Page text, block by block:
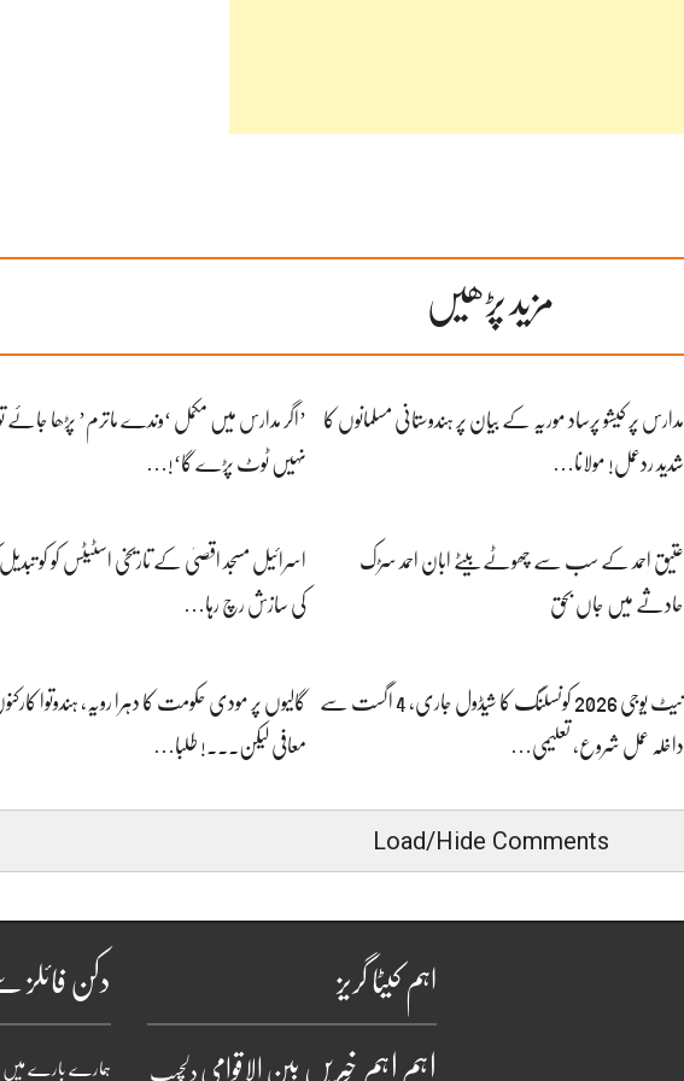
مزید پڑھیں
مدارس پر کیشو پرساد موریہ کے بیان پر ہندوستانی مسلمانوں کا
شدید ردعمل! مولانا…
’اگر مدارس میں مکمل ‘وندے ماترم’ پڑھا جائے
نہیں ٹوٹ پڑے گا‘!…
عتیق احمد کے سب سے چھوٹے بیٹے ابان احمد سڑک
حادثے میں جاں بحق
اسرائیل مسجد اقصیٰ کے تاریخی اسٹیٹس کو کو
کی سازش رچ رہا…
نیٹ یوجی 2026 کونسلنگ کا شیڈول جاری، 4 اگست سے
داخلہ عمل شروع، تعلیمی…
گالیوں پر مودی حکومت کا دہرا رویہ، ہندوتوا
معافی لیکن۔۔۔! طلبا…
Load/Hide Comments
اہم کیٹا گریز
اہم اہم خبریں بین الاقوامی دلچسپ
دکن فائلز
ہمارے بارے میں